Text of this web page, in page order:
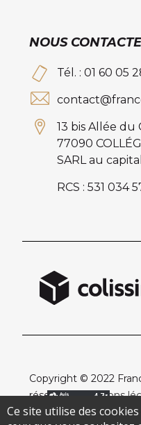
NOUS
Tél. : 01 60 05
13 bis Allée du
77090
SARL au
RCS : 531 034
Copyright © 2022
réservés -
Mentions
Ce site utilise des